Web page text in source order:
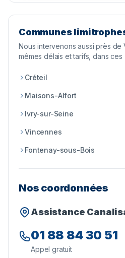
Communes
Nous intervenons aussi près de
mêmes délais et tarifs, dans ces
Créteil
Maisons-Alfort
Ivry-sur-Seine
Vincennes
Fontenay-sous-Bois
Nos coordonnées
Assistance
01 88 84 30 51
Appel gratuit